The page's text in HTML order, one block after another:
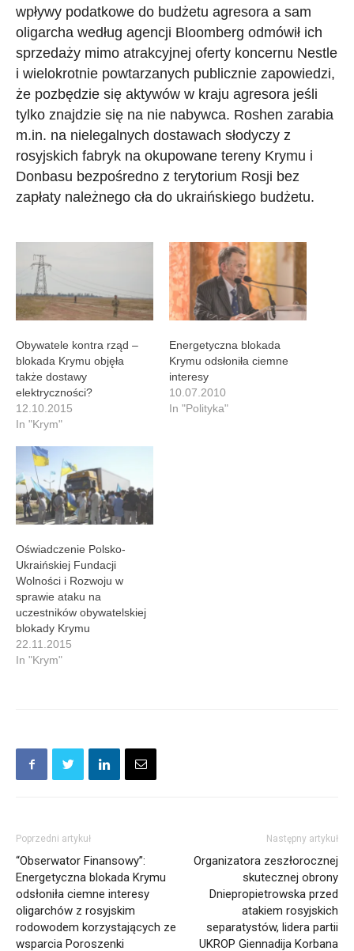
wpływy podatkowe do budżetu agresora a sam
oligarcha według agencji Bloomberg odmówił ich
sprzedaży mimo atrakcyjnej oferty koncernu Nestle
i wielokrotnie powtarzanych publicznie zapowiedzi,
że pozbędzie się aktywów w kraju agresora jeśli
tylko znajdzie się na nie nabywca. Roshen zarabia
m.in. na nielegalnych dostawach słodyczy z
rosyjskich fabryk na okupowane tereny Krymu i
Donbasu bezpośredno z terytorium Rosji bez
zapłaty należnego cła do ukraińskiego budżetu.
Obywatele kontra rząd –
blokada Krymu objęła
także dostawy
elektryczności?
12.10.2015
In "Krym"
Energetyczna blokada
Krymu odsłoniła ciemne
interesy
10.07.2010
In "Polityka"
Oświadczenie Polsko-
Ukraińskiej Fundacji
Wolności i Rozwoju w
sprawie ataku na
uczestników obywatelskiej
blokady Krymu
22.11.2015
In "Krym"
Poprzedni artykuł
“Obserwator Finansowy”:
Energetyczna blokada Krymu
odsłoniła ciemne interesy
oligarchów z rosyjskim
rodowodem korzystających ze
wsparcia Poroszenki
Następny artykuł
Organizatora zeszłorocznej
skutecznej obrony
Dniepropietrowska przed
atakiem rosyjskich
separatystów, lidera partii
UKROP Giennadija Korbana